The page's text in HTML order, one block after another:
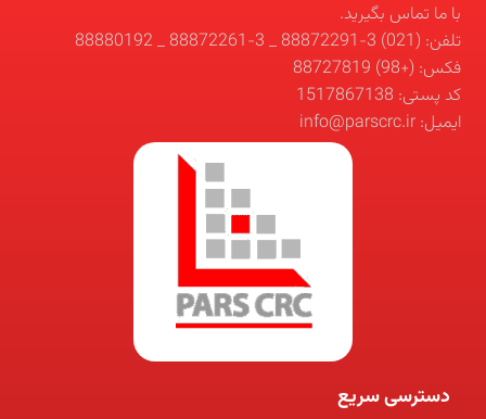
با ما تماس بگیرید.
تلفن: (021) 3-88872291 _ 3-88872261 _ 88880192
فکس: (+98) 88727819
کد پستی: 1517867138
ایمیل: info@parscrc.ir
دسترسی سریع